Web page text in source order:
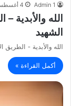
Admin 1 4 أغسطس، 2023
الله
الشهيد
الله والأبدية -
أكمل القراءة »